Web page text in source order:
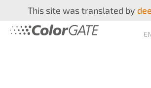
This site was translated by